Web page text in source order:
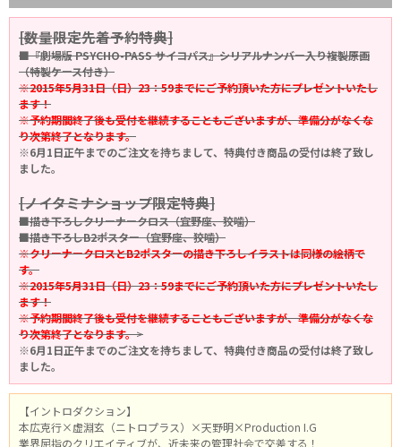
[数量限定先着予約特典]
■『劇場版 PSYCHO-PASS サイコパス』シリアルナンバー入り複製原画
（特製ケース付き）
※2015年5月31日（日）23：59までにご予約頂いた方にプレゼントいたし
ます！
※予約期間終了後も受付を継続することもございますが、準備分がなくな
り次第終了となります。
※6月1日正午までのご注文を持ちまして、特典付き商品の受付は終了致し
ました。
[ノイタミナショップ限定特典]
■描き下ろしクリーナークロス（宜野座、狡噛）
■描き下ろしB2ポスター（宜野座、狡噛）
※クリーナークロスとB2ポスターの描き下ろしイラストは同様の絵柄で
す。
※2015年5月31日（日）23：59までにご予約頂いた方にプレゼントいたし
ます！
※予約期間終了後も受付を継続することもございますが、準備分がなくな
り次第終了となります。>
※6月1日正午までのご注文を持ちまして、特典付き商品の受付は終了致し
ました。
【イントロダクション】
本広克行×虚淵玄（ニトロプラス）×天野明×Production I.G
業界屈指のクリエイティブが、近未来の管理社会で交差する！